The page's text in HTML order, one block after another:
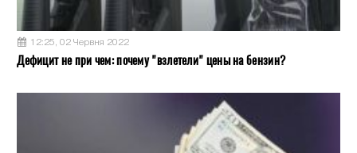
12:25, 02 Червня 2022
Дефицит не при чем: почему "взлетели" цены на бензин?